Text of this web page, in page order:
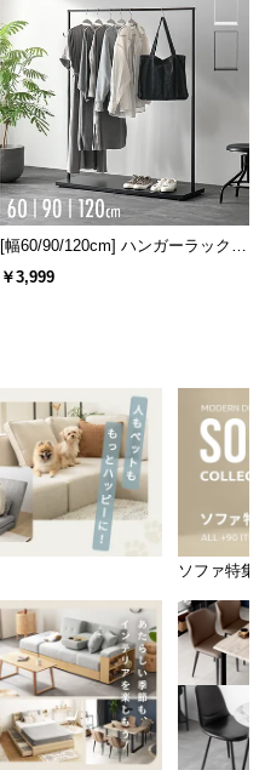
[幅60/90/120cm] ハンガーラック
スチール 4段階高さ調節 サイドフ
ック オープンラック シンプル
￥3,999
ソファ特集